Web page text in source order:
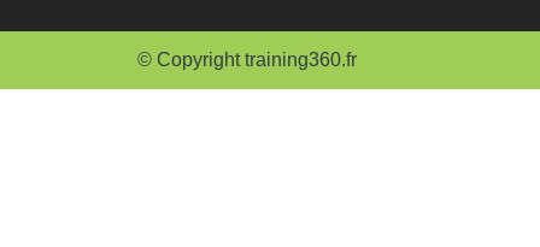
© Copyright training360.fr